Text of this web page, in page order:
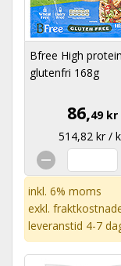
Bfree High
glutenfri 168g
86,49 kr
514,82 kr /
inkl. 6% moms
exkl.
leveranstid 4-7